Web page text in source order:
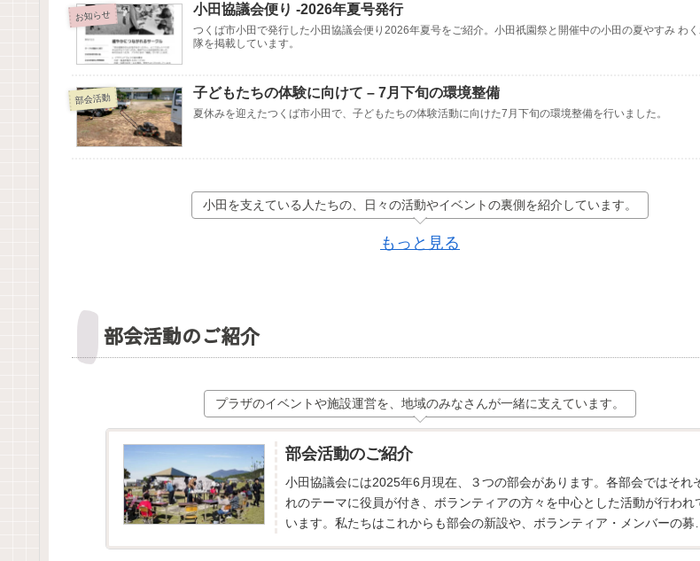
お知らせ 小田協議会便り -2026年夏号発行
つくば市小田で発行した小田協議会便り2026年夏号をご紹介。小田祇園祭と開催中の小田の夏やすみ わ
隊を掲載しています。
部会活動 子どもたちの体験に向けて – 7月下旬の環境整備
夏休みを迎えたつくば市小田で、子どもたちの体験活動に向けた7月下旬の環境整備を行いました。
小田を支えている人たちの、日々の活動やイベントの裏側を紹介しています。
もっと見る
部会活動のご紹介
プラザのイベントや施設運営を、地域のみなさんが一緒に支えています。
部会活動のご紹介
小田協議会には2025年6月現在、３つの部会があります。各部会ではそれ
れのテーマに役員が付き、ボランティアの方々を中心とした活動が行われ
います。私たちはこれからも部会の新設や、ボランティア・メンバーの募集